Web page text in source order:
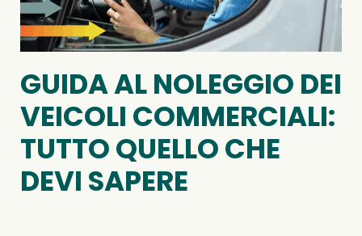
GUIDA AL NOLEGGIO DEI
VEICOLI COMMERCIALI:
TUTTO QUELLO CHE
DEVI SAPERE